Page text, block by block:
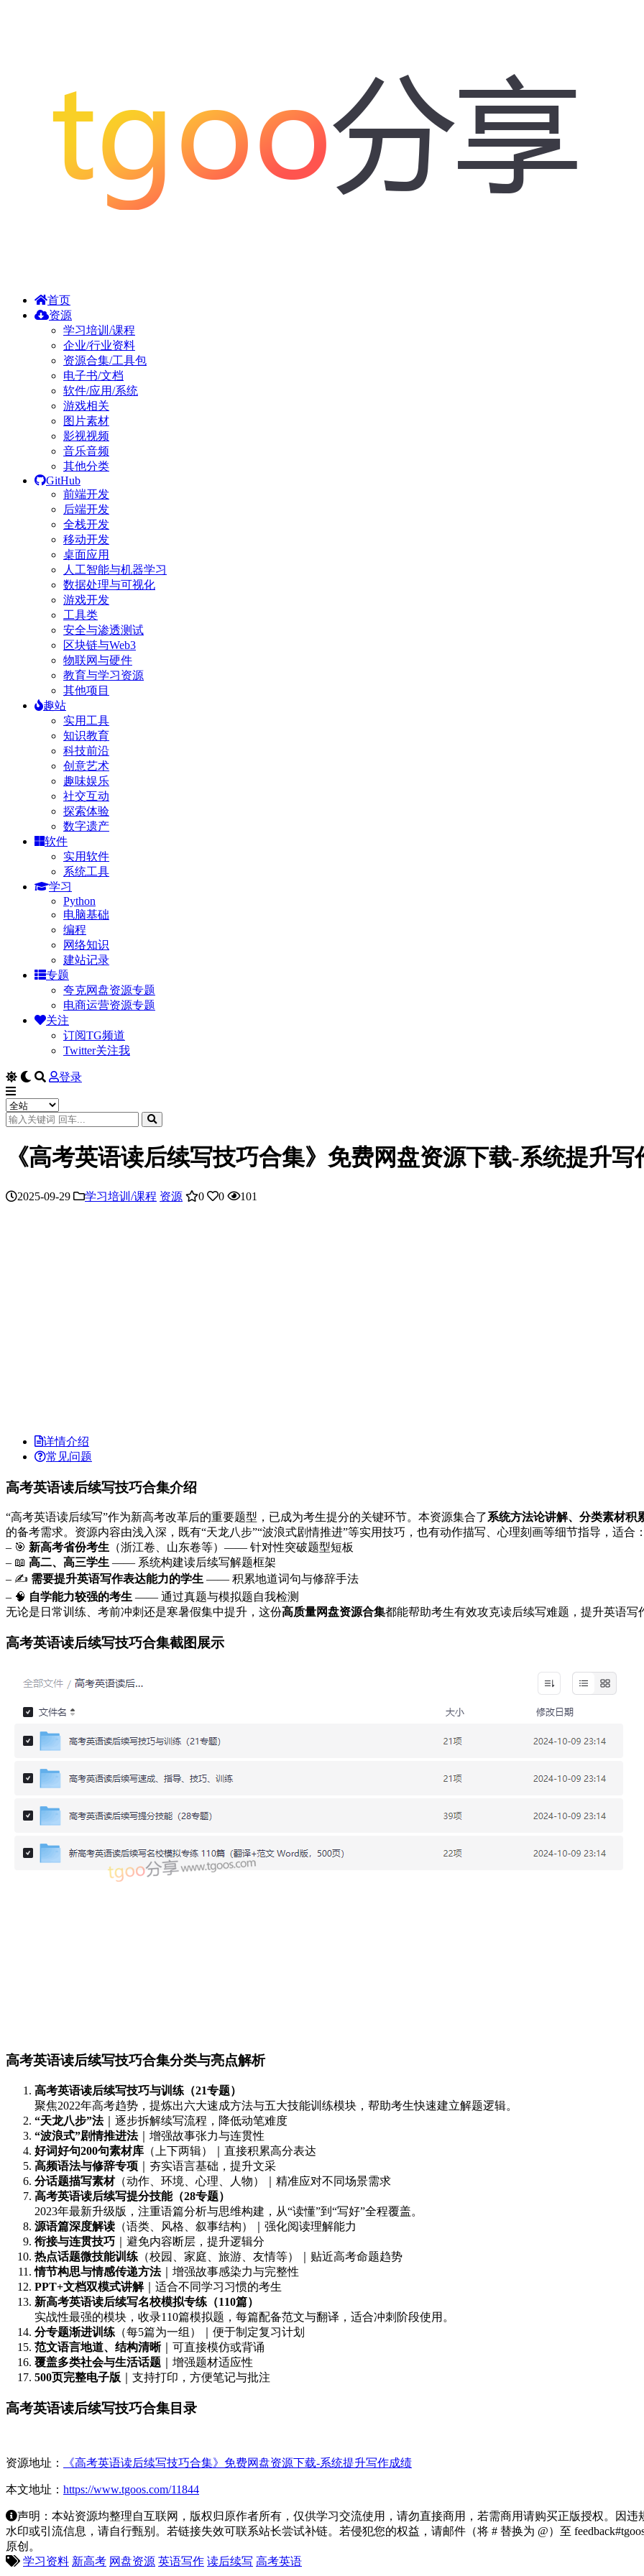
首页
资源
学习培训/课程
企业/行业资料
资源合集/工具包
电子书/文档
软件/应用/系统
游戏相关
图片素材
影视视频
音乐音频
其他分类
GitHub
前端开发
后端开发
全栈开发
移动开发
桌面应用
人工智能与机器学习
数据处理与可视化
游戏开发
工具类
安全与渗透测试
区块链与Web3
物联网与硬件
教育与学习资源
其他项目
趣站
实用工具
知识教育
科技前沿
创意艺术
趣味娱乐
社交互动
探索体验
数字遗产
软件
实用软件
系统工具
学习
Python
电脑基础
编程
网络知识
建站记录
专题
夸克网盘资源专题
电商运营资源专题
关注
订阅TG频道
Twitter关注我
登录
《高考英语读后续写技巧合集》免费网盘资源下载-系统提升写
2025-09-29 学习培训/课程 资源 0 0 101
详情介绍
常见问题
高考英语读后续写技巧合集介绍
“高考英语读后续写”作为新高考改革后的重要题型，已成为考生提分的关键环节。本资源集合了系统方法论讲解、分类素材积
的备考需求。资源内容由浅入深，既有“天龙八步”“波浪式剧情推进”等实用技巧，也有动作描写、心理刻画等细节指导，适合
– 🎯 新高考省份考生 （浙江卷、山东卷等）—— 针对性突破题型短板
– 📖 高二、高三学生 —— 系统构建读后续写解题框架
– ✍️ 需要提升英语写作表达能力的学生 —— 积累地道词句与修辞手法
– 🧠 自学能力较强的考生 —— 通过真题与模拟题自我检测
无论是日常训练、考前冲刺还是寒暑假集中提升，这份高质量网盘资源合集都能帮助考生有效攻克读后续写难题，提升英语写
高考英语读后续写技巧合集截图展示
高考英语读后续写技巧合集分类与亮点解析
高考英语读后续写技巧与训练（21专题）
聚焦2022年高考趋势，提炼出六大速成方法与五大技能训练模块，帮助考生快速建立解题逻辑。
“天龙八步”法｜逐步拆解续写流程，降低动笔难度
“波浪式”剧情推进法｜增强故事张力与连贯性
好词好句200句素材库 （上下两辑）｜直接积累高分表达
高频语法与修辞专项 ｜夯实语言基础，提升文采
分话题描写素材（动作、环境、心理、人物）｜精准应对不同场景需求
高考英语读后续写提分技能（28专题）
2023年最新升级版，注重语篇分析与思维构建，从“读懂”到“写好”全程覆盖。
源语篇深度解读 （语类、风格、叙事结构）｜强化阅读理解能力
衔接与连贯技巧 ｜避免内容断层，提升逻辑分
热点话题微技能训练 （校园、家庭、旅游、友情等）｜贴近高考命题趋势
情节构思与情感传递方法｜增强故事感染力与完整性
PPT+文档双模式讲解｜适合不同学习习惯的考生
新高考英语读后续写名校模拟专练（110篇）
实战性最强的模块，收录110篇模拟题，每篇配备范文与翻译，适合冲刺阶段使用。
分专题渐进训练 （每5篇为一组）｜便于制定复习计划
范文语言地道、结构清晰｜可直接模仿或背诵
覆盖多类社会与生活话题 ｜增强题材适应性
500页完整电子版 ｜支持打印，方便笔记与批注
高考英语读后续写技巧合集目录
资源地址： 《高考英语读后续写技巧合集》免费网盘资源下载-系统提升写作成绩
本文地址： https://www.tgoos.com/11844
声明：本站资源均整理自互联网，版权归原作者所有，仅供学习交流使用，请勿直接商用，若需商用请购买正版授权。因
水印或引流信息，请自行甄别。若链接失效可联系站长尝试补链。若侵犯您的权益，请邮件（将 # 替换为 @）至
原创。
学习资料 新高考 网盘资源 英语写作 读后续写 高考英语